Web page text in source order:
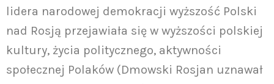
lidera narodowej demokracji wyższość Polski
nad Rosją przejawiała się w wyższości polskiej
kultury, życia politycznego, aktywności
społecznej Polaków (Dmowski Rosjan uznawał